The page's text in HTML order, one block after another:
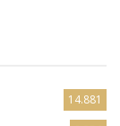
14.881